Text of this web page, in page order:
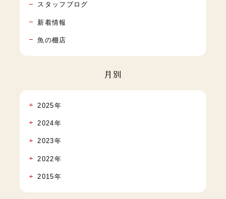
スタッフブログ
新着情報
魚の棚店
月別
2025年
2024年
2023年
2022年
2015年